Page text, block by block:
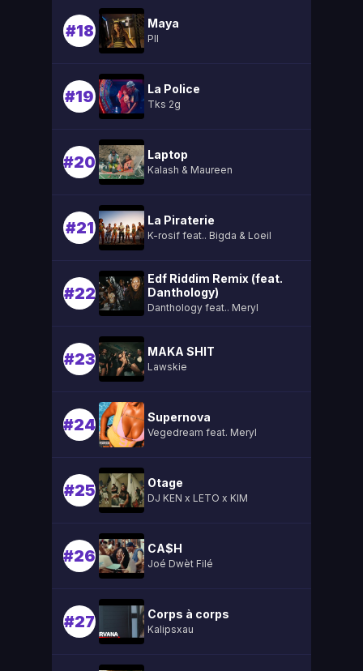
#18 Maya
Pll
#19 La Police
Tks 2g
#20 Laptop
Kalash & Maureen
#21 La Piraterie
K-rosif feat.. Bigda & Loeil
#22
Edf Riddim Remix (feat.
Danthology)
Danthology feat.. Meryl
#23 MAKA SHIT
Lawskie
#24 Supernova
Vegedream feat. Meryl
#25 Otage
DJ KEN x LETO x KIM
#26 CA$H
Joé Dwèt Filé
#27 Corps à corps
Kalipsxau